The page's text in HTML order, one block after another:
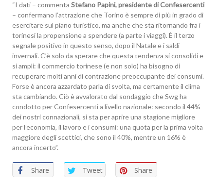
“I dati – commenta Stefano Papini, presidente di Confesercenti
– confermano l’attrazione che Torino è sempre di più in grado di
esercitare sul piano turistico, ma anche che sta ritornando fra i
torinesi la propensione a spendere (a parte i viaggi). È il terzo
segnale positivo in questo senso, dopo il Natale e i saldi
invernali. C’è solo da sperare che questa tendenza si consolidi e
si ampli: il commercio torinese (e non solo) ha bisogno di
recuperare molti anni di contrazione preoccupante dei consumi.
Forse è ancora azzardato parla di svolta, ma certamente il clima
sta cambiando. Ciò è avvalorato dal sondaggio che Swg ha
condotto per Confesercenti a livello nazionale: secondo il 44%
dei nostri connazionali, si sta per aprire una stagione migliore
per l’economia, il lavoro e i consumi: una quota per la prima volta
maggiore degli scettici, che sono il 40%, mentre un 16% è
ancora incerto”.
Share Tweet Share